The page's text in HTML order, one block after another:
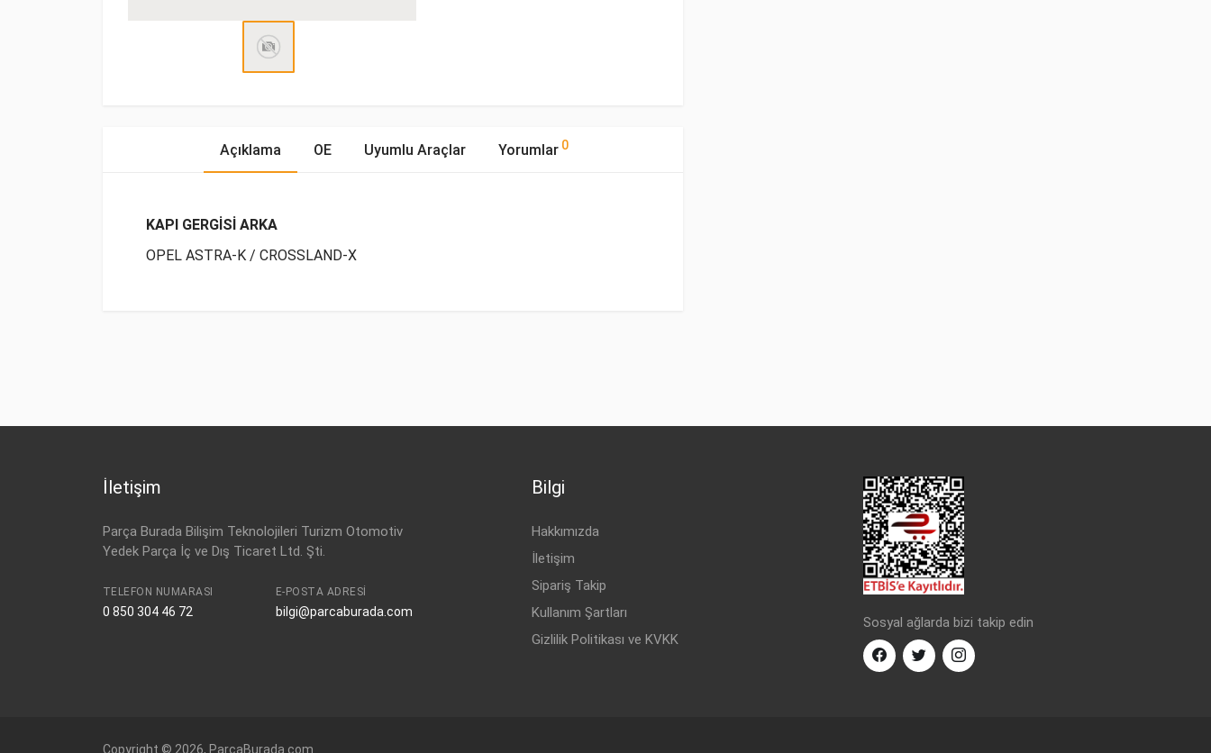
Açıklama OE Uyumlu Araçlar Yorumlar 0
KAPI GERGİSİ ARKA
OPEL ASTRA-K / CROSSLAND-X
İletişim
Parça Burada Bilişim Teknolojileri Turizm Otomotiv
Yedek Parça İç ve Dış Ticaret Ltd. Şti.
TELEFON NUMARASI
0 850 304 46 72
E-POSTA ADRESI
bilgi@parcaburada.com
Bilgi
Hakkımızda
İletişim
Sipariş Takip
Kullanım Şartları
Gizlilik Politikası ve KVKK
Sosyal ağlarda bizi takip edin
Copyright © 2026, ParcaBurada.com